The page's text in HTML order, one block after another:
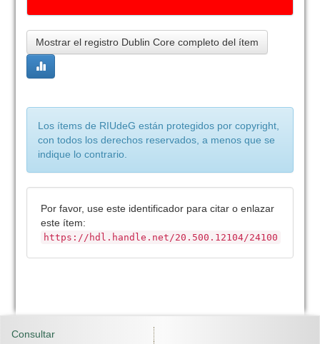
Mostrar el registro Dublin Core completo del ítem
Los ítems de RIUdeG están protegidos por copyright,
con todos los derechos reservados, a menos que se
indique lo contrario.
Por favor, use este identificador para citar o enlazar
este ítem:
https://hdl.handle.net/20.500.12104/24100
Consultar